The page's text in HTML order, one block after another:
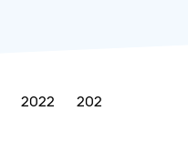
2022
202